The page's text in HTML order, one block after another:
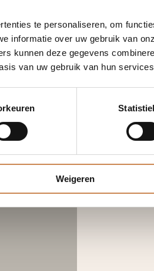
te personaliseren, om
informatie over uw gebruik van
kunnen deze gegevens
van uw gebruik van hun
Weigeren